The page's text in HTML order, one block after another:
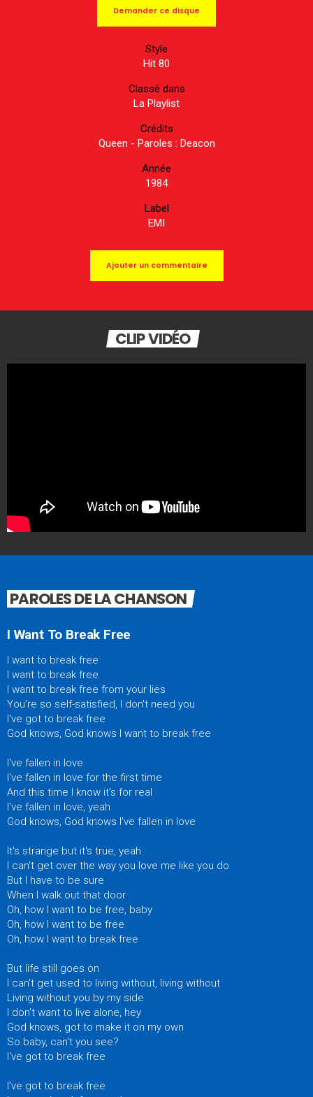
Demander ce disque
Style
Hit 80
Classé dans
La Playlist
Crédits
Queen - Paroles : Deacon
Année
1984
Label
EMI
Ajouter un commentaire
CLIP VIDÉO
PAROLES DE LA CHANSON
I Want To Break Free
I want to break free
I want to break free
I want to break free from your lies
You're so self-satisfied, I don't need you
I've got to break free
God knows, God knows I want to break free
I've fallen in love
I've fallen in love for the first time
And this time I know it's for real
I've fallen in love, yeah
God knows, God knows I've fallen in love
It's strange but it's true, yeah
I can't get over the way you love me like you do
But I have to be sure
When I walk out that door
Oh, how I want to be free, baby
Oh, how I want to be free
Oh, how I want to break free
But life still goes on
I can't get used to living without, living without
Living without you by my side
I don't want to live alone, hey
God knows, got to make it on my own
So baby, can't you see?
I've got to break free
I've got to break free